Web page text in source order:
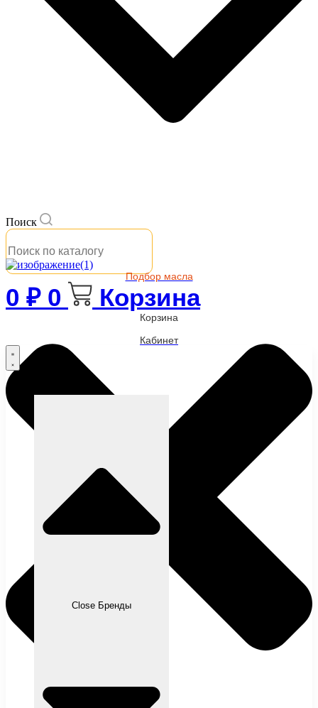
Поиск
Подбор масла
0 ₽ 0 Корзина
Корзина
Кабинет
Close Бренды